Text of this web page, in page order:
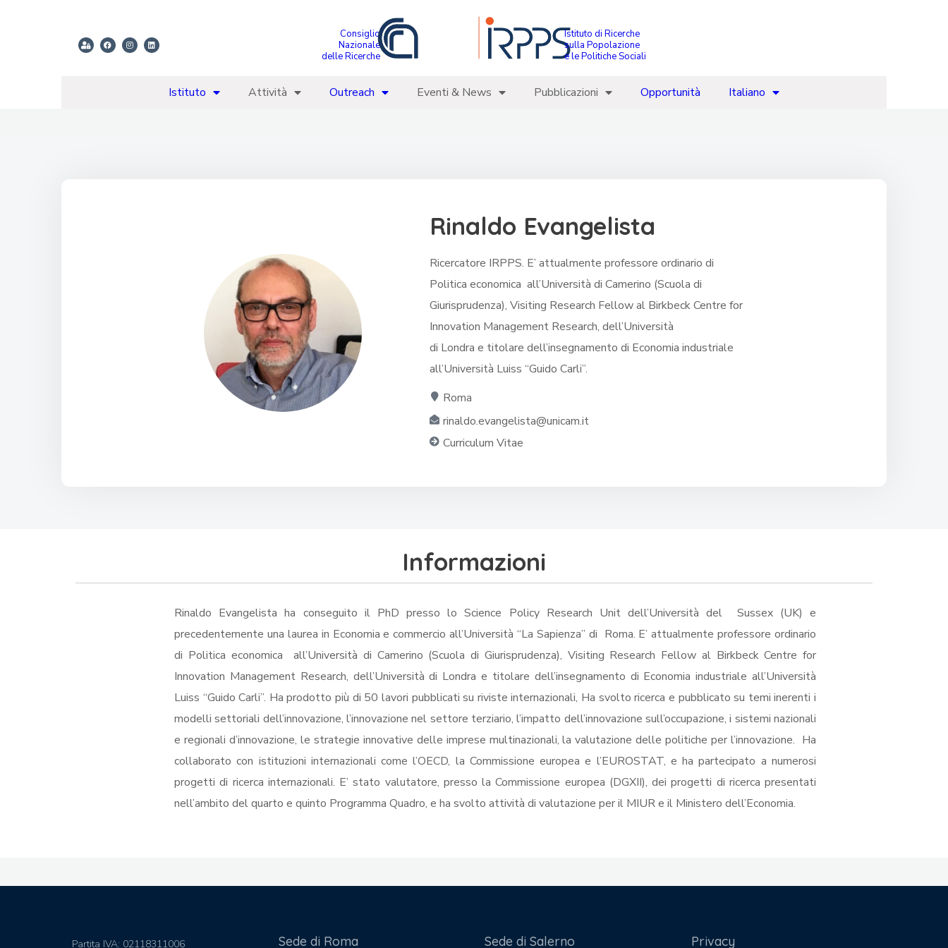
Consiglio
Nazionale
delle Ricerche
Istituto di Ricerche
sulla Popolazione
e le Politiche Sociali
Istituto Attività Outreach Eventi & News Pubblicazioni Opportunità Italiano
Rinaldo Evangelista
Ricercatore IRPPS. E’ attualmente professore ordinario di
Politica economica all’Università di Camerino (Scuola di
Giurisprudenza), Visiting Research Fellow al Birkbeck Centre for
Innovation Management Research, dell’Università
di Londra e titolare dell’insegnamento di Economia industriale
all’Università Luiss “Guido Carli”.
Roma
rinaldo.evangelista@unicam.it
Curriculum Vitae
Informazioni
Rinaldo Evangelista ha conseguito il PhD presso lo Science Policy Research Unit dell’Università del Sussex (UK) e
precedentemente una laurea in Economia e commercio all’Università “La Sapienza” di Roma. E’ attualmente professore ordinario
di Politica economica all’Università di Camerino (Scuola di Giurisprudenza), Visiting Research Fellow al Birkbeck Centre for
Innovation Management Research, dell’Università di Londra e titolare dell’insegnamento di Economia industriale all’Università
Luiss “Guido Carli”. Ha prodotto più di 50 lavori pubblicati su riviste internazionali, Ha svolto ricerca e pubblicato su temi inerenti i
modelli settoriali dell’innovazione, l’innovazione nel settore terziario, l’impatto dell’innovazione sull’occupazione, i sistemi nazionali
e regionali d’innovazione, le strategie innovative delle imprese multinazionali, la valutazione delle politiche per l’innovazione. Ha
collaborato con istituzioni internazionali come l’OECD, la Commissione europea e l’EUROSTAT, e ha partecipato a numerosi
progetti di ricerca internazionali. E’ stato valutatore, presso la Commissione europea (DGXII), dei progetti di ricerca presentati
nell’ambito del quarto e quinto Programma Quadro, e ha svolto attività di valutazione per il MIUR e il Ministero dell’Economia.
Partita IVA: 02118311006 Sede di Roma Sede di Salerno Privacy